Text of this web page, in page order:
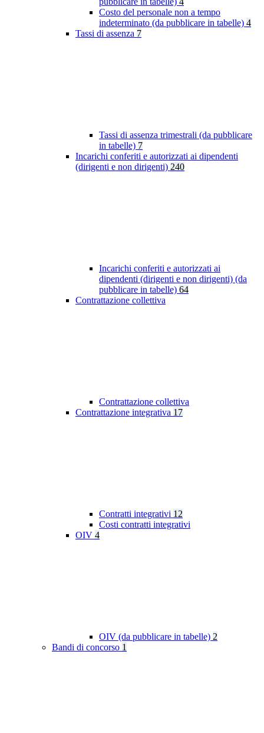
Costo del personale non a tempo
indeterminato (da pubblicare in tabelle) 4
Tassi di assenza 7
Tassi di assenza trimestrali (da pubblicare
in tabelle) 7
Incarichi conferiti e autorizzati ai dipendenti
(dirigenti e non dirigenti) 240
Incarichi conferiti e autorizzati ai
dipendenti (dirigenti e non dirigenti) (da
pubblicare in tabelle) 64
Contrattazione collettiva
Contrattazione collettiva
Contrattazione integrativa 17
Contratti integrativi 12
Costi contratti integrativi
OIV 4
OIV (da pubblicare in tabelle) 2
Bandi di concorso 1